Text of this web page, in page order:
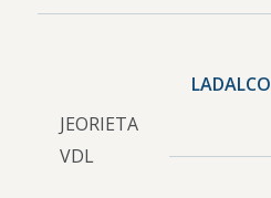
JEORIETA
VDL
LADALCO